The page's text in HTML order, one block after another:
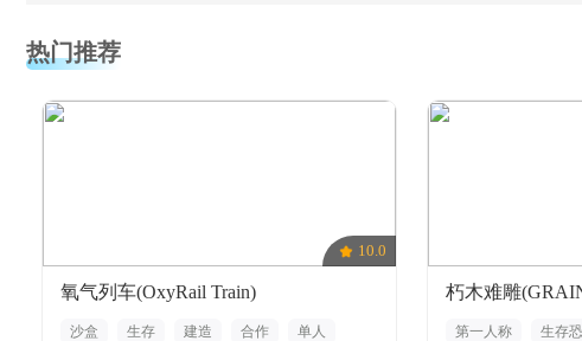
热门推荐
10.0
氧气列车(OxyRail Train)
沙盒 生存 建造 合作
单人
朽木难雕
第一人称 生存